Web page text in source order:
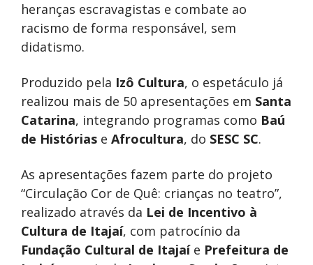
heranças escravagistas e combate ao
racismo de forma responsável, sem
didatismo.
Produzido pela Izô Cultura, o espetáculo já
realizou mais de 50 apresentações em Santa
Catarina, integrando programas como Baú
de Histórias e Afrocultura, do SESC SC.
As apresentações fazem parte do projeto
“Circulação Cor de Quê: crianças no teatro”,
realizado através da Lei de Incentivo à
Cultura de Itajaí, com patrocínio da
Fundação Cultural de Itajaíe Prefeitura de